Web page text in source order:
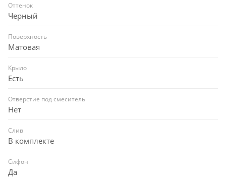
Оттенок
Черный
Поверхность
Матовая
Крыло
Есть
Отверстие под смеситель
Нет
Слив
В комплекте
Сифон
Да